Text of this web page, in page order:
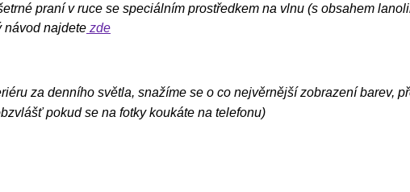
praní v ruce se speciálním prostředkem na vlnu (s obsahem
návod najdetezde
za denního světla, snažíme se o co nejvěrnější zobrazení barev,
pokud se na fotky koukáte na telefonu)